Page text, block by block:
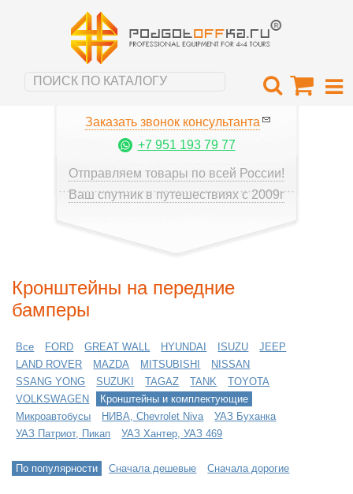
Заказать звонок консультанта
+7 951 193 79 77
Отправляем товары по всей России!
Ваш спутник в путешествиях с 2009г
Кронштейны на передние
бамперы
Все FORD GREAT WALL HYUNDAI ISUZU
JEEP
LAND ROVER
MAZDA MITSUBISHI
NISSAN
SSANG YONG
SUZUKI TAGAZ TANK
TOYOTA
VOLKSWAGEN
Кронштейны и комплектующие
Микроавтобусы
НИВА, Chevrolet Niva
УАЗ Буханка
УАЗ Патриот, Пикап
УАЗ Хантер, УАЗ 469
По популярности Сначала дешевые Сначала дорогие